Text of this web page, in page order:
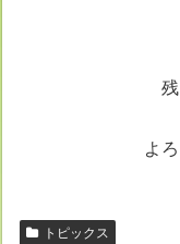
よ
トピックス